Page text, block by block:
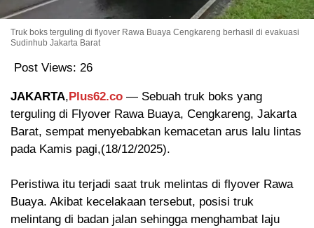
Truk boks terguling di flyover Rawa Buaya Cengkareng berhasil di evakuasi
Sudinhub Jakarta Barat
Post Views: 26
JAKARTA, Plus62.co — Sebuah truk boks yang
terguling di Flyover Rawa Buaya, Cengkareng, Jakarta
Barat, sempat menyebabkan kemacetan arus lalu lintas
pada Kamis pagi,(18/12/2025).
Peristiwa itu terjadi saat truk melintas di flyover Rawa
Buaya. Akibat kecelakaan tersebut, posisi truk
melintang di badan jalan sehingga menghambat laju